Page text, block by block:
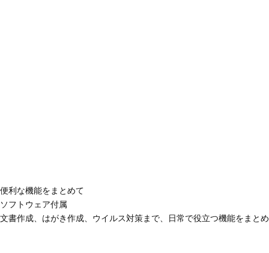
便利な機能をまとめて
ソフトウェア付属
文書作成、はがき作成、ウイルス対策まで、日常で役立つ機能をまと